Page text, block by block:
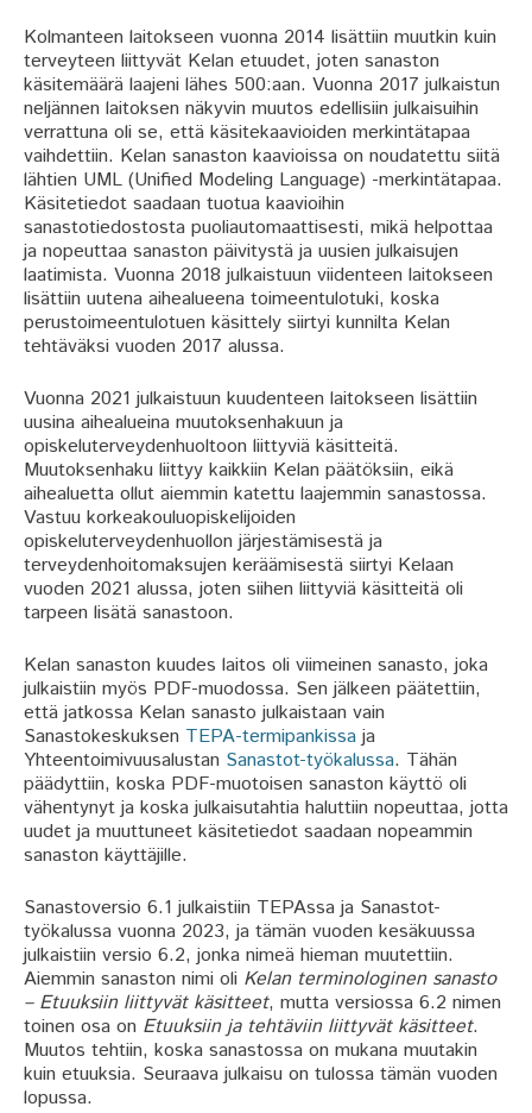
Kolmanteen laitokseen vuonna 2014 lisättiin muutkin kuin
terveyteen liittyvät Kelan etuudet, joten sanaston
käsitemäärä laajeni lähes 500:aan. Vuonna 2017 julkaistun
neljännen laitoksen näkyvin muutos edellisiin julkaisuihin
verrattuna oli se, että käsitekaavioiden merkintätapaa
vaihdettiin. Kelan sanaston kaavioissa on noudatettu siitä
lähtien UML (Unified Modeling Language) -merkintätapaa.
Käsitetiedot saadaan tuotua kaavioihin
sanastotiedostosta puoliautomaattisesti, mikä helpottaa
ja nopeuttaa sanaston päivitystä ja uusien julkaisujen
laatimista. Vuonna 2018 julkaistuun viidenteen laitokseen
lisättiin uutena aihealueena toimeentulotuki, koska
perustoimeentulotuen käsittely siirtyi kunnilta Kelan
tehtäväksi vuoden 2017 alussa.
Vuonna 2021 julkaistuun kuudenteen laitokseen lisättiin
uusina aihealueina muutoksenhakuun ja
opiskeluterveydenhuoltoon liittyviä käsitteitä.
Muutoksenhaku liittyy kaikkiin Kelan päätöksiin, eikä
aihealuetta ollut aiemmin katettu laajemmin sanastossa.
Vastuu korkeakouluopiskelijoiden
opiskeluterveydenhuollon järjestämisestä ja
terveydenhoitomaksujen keräämisestä siirtyi Kelaan
vuoden 2021 alussa, joten siihen liittyviä käsitteitä oli
tarpeen lisätä sanastoon.
Kelan sanaston kuudes laitos oli viimeinen sanasto, joka
julkaistiin myös PDF-muodossa. Sen jälkeen päätettiin,
että jatkossa Kelan sanasto julkaistaan vain
Sanastokeskuksen TEPA-termipankissa ja
Yhteentoimivuusalustan Sanastot-työkalussa. Tähän
päädyttiin, koska PDF-muotoisen sanaston käyttö oli
vähentynyt ja koska julkaisutahtia haluttiin nopeuttaa, jotta
uudet ja muuttuneet käsitetiedot saadaan nopeammin
sanaston käyttäjille.
Sanastoversio 6.1 julkaistiin TEPAssa ja Sanastot-
työkalussa vuonna 2023, ja tämän vuoden kesäkuussa
julkaistiin versio 6.2, jonka nimeä hieman muutettiin.
Aiemmin sanaston nimi oli Kelan terminologinen sanasto
– Etuuksiin liittyvät käsitteet, mutta versiossa 6.2 nimen
toinen osa on Etuuksiin ja tehtäviin liittyvät käsitteet.
Muutos tehtiin, koska sanastossa on mukana muutakin
kuin etuuksia. Seuraava julkaisu on tulossa tämän vuoden
lopussa.